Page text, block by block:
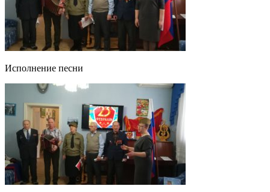
Исполнение песни